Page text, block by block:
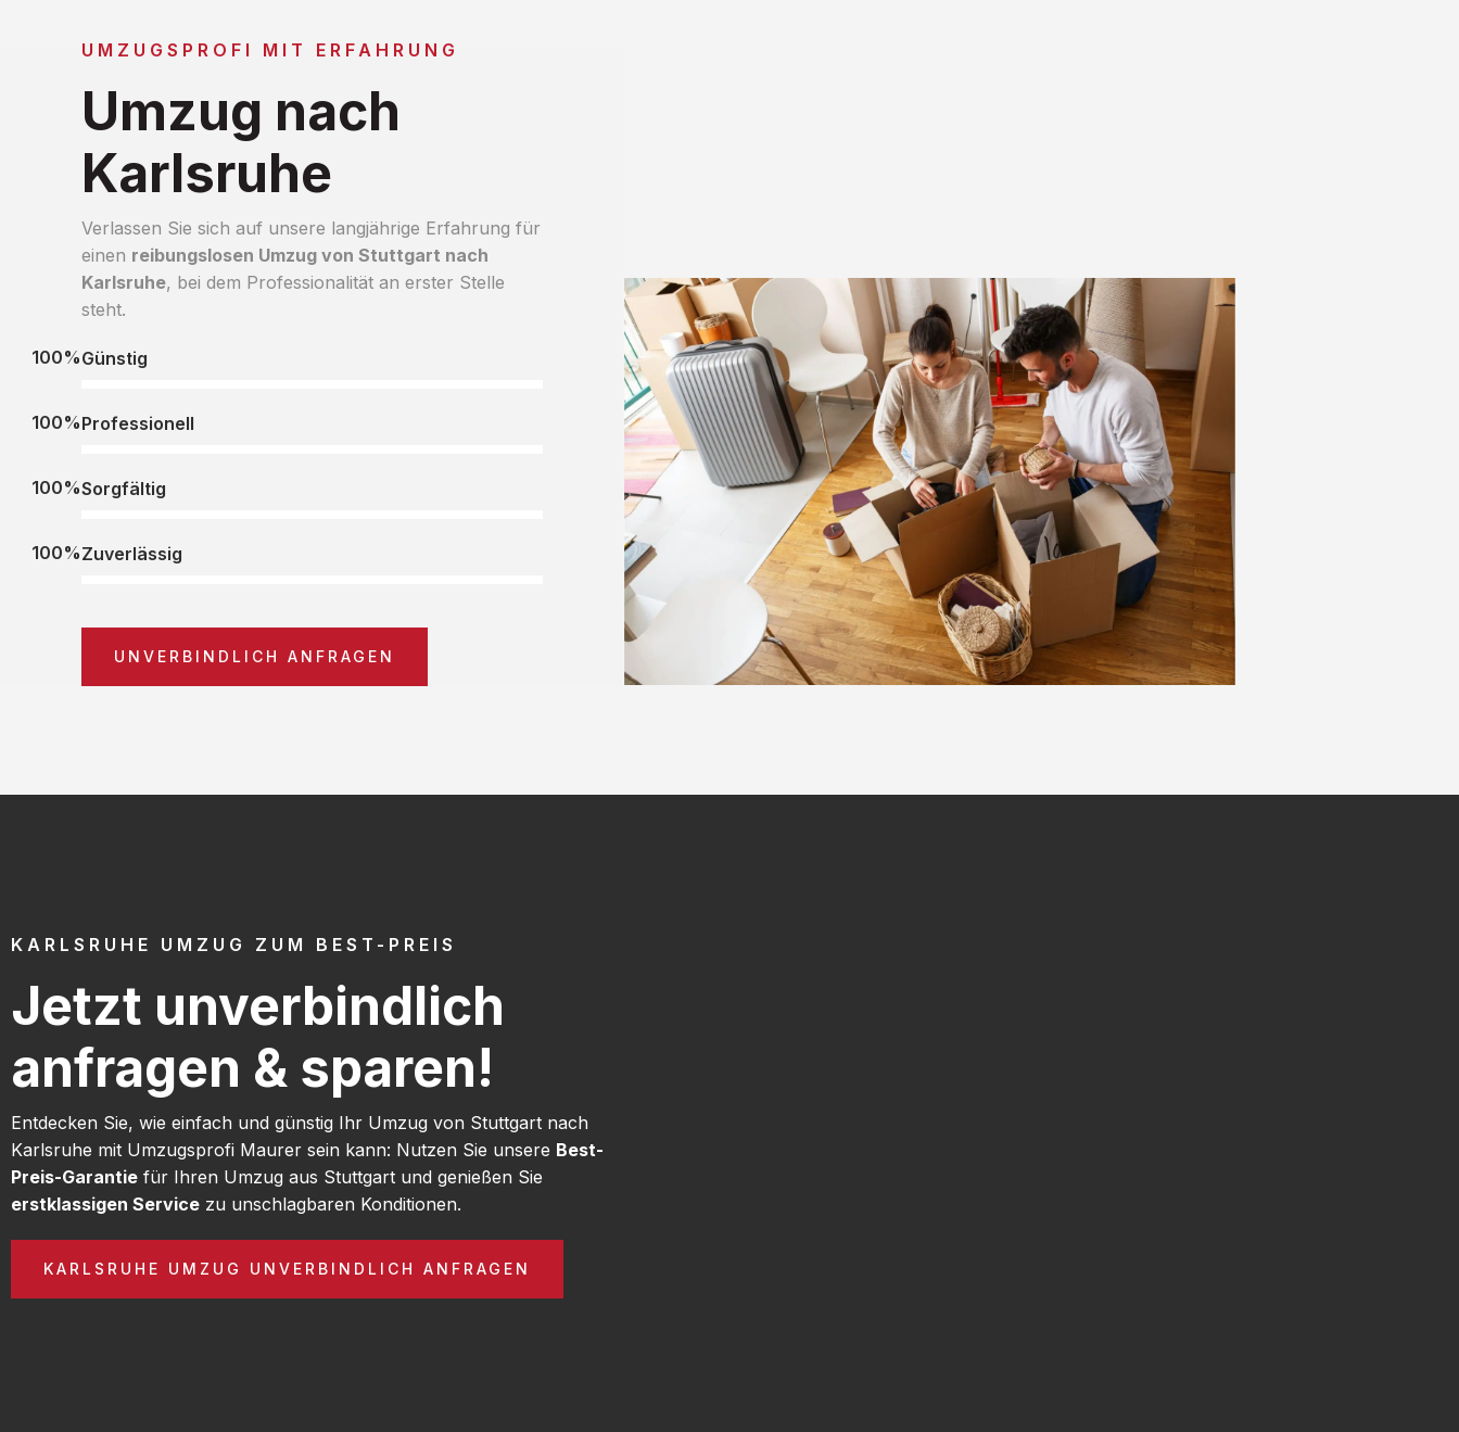
UMZUGSPROFI MIT ERFAHRUNG
Umzug nach
Karlsruhe
Verlassen Sie sich auf unsere langjährige Erfahrung für
einen reibungslosen Umzug von Stuttgart nach
Karlsruhe, bei dem Professionalität an erster Stelle
steht.
Günstig
100%
Professionell
100%
Sorgfältig
100%
Zuverlässig
100%
UNVERBINDLICH ANFRAGEN
KARLSRUHE UMZUG ZUM BEST-PREIS
Jetzt unverbindlich
anfragen & sparen!
Entdecken Sie, wie einfach und günstig Ihr Umzug von Stuttgart nach
Karlsruhe mit Umzugsprofi Maurer sein kann: Nutzen Sie unsere Best-
Preis-Garantie für Ihren Umzug aus Stuttgart und genießen Sie
erstklassigen Service zu unschlagbaren Konditionen.
KARLSRUHE UMZUG UNVERBINDLICH ANFRAGEN